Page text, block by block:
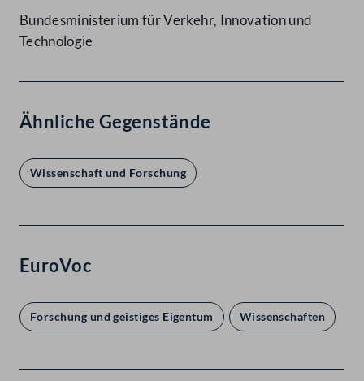
Bundesministerium für Verkehr, Innovation und
Technologie
Ähnliche Gegenstände
Wissenschaft und Forschung
EuroVoc
Forschung und geistiges Eigentum Wissenschaften